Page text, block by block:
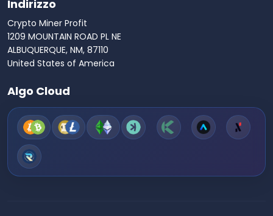
Indirizzo
Crypto Miner Profit
1209 MOUNTAIN ROAD PL NE
ALBUQUERQUE, NM, 87110
United States of America
Algo Cloud